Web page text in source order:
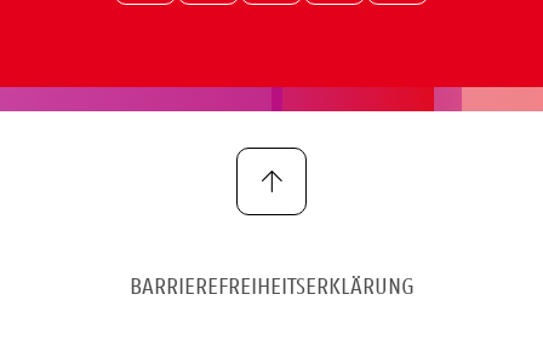
BARRIEREFREIHEITSERKLÄRUNG